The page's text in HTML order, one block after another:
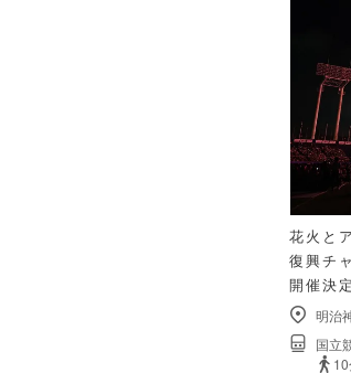
花火と
復興チ
開催決
明治
国立